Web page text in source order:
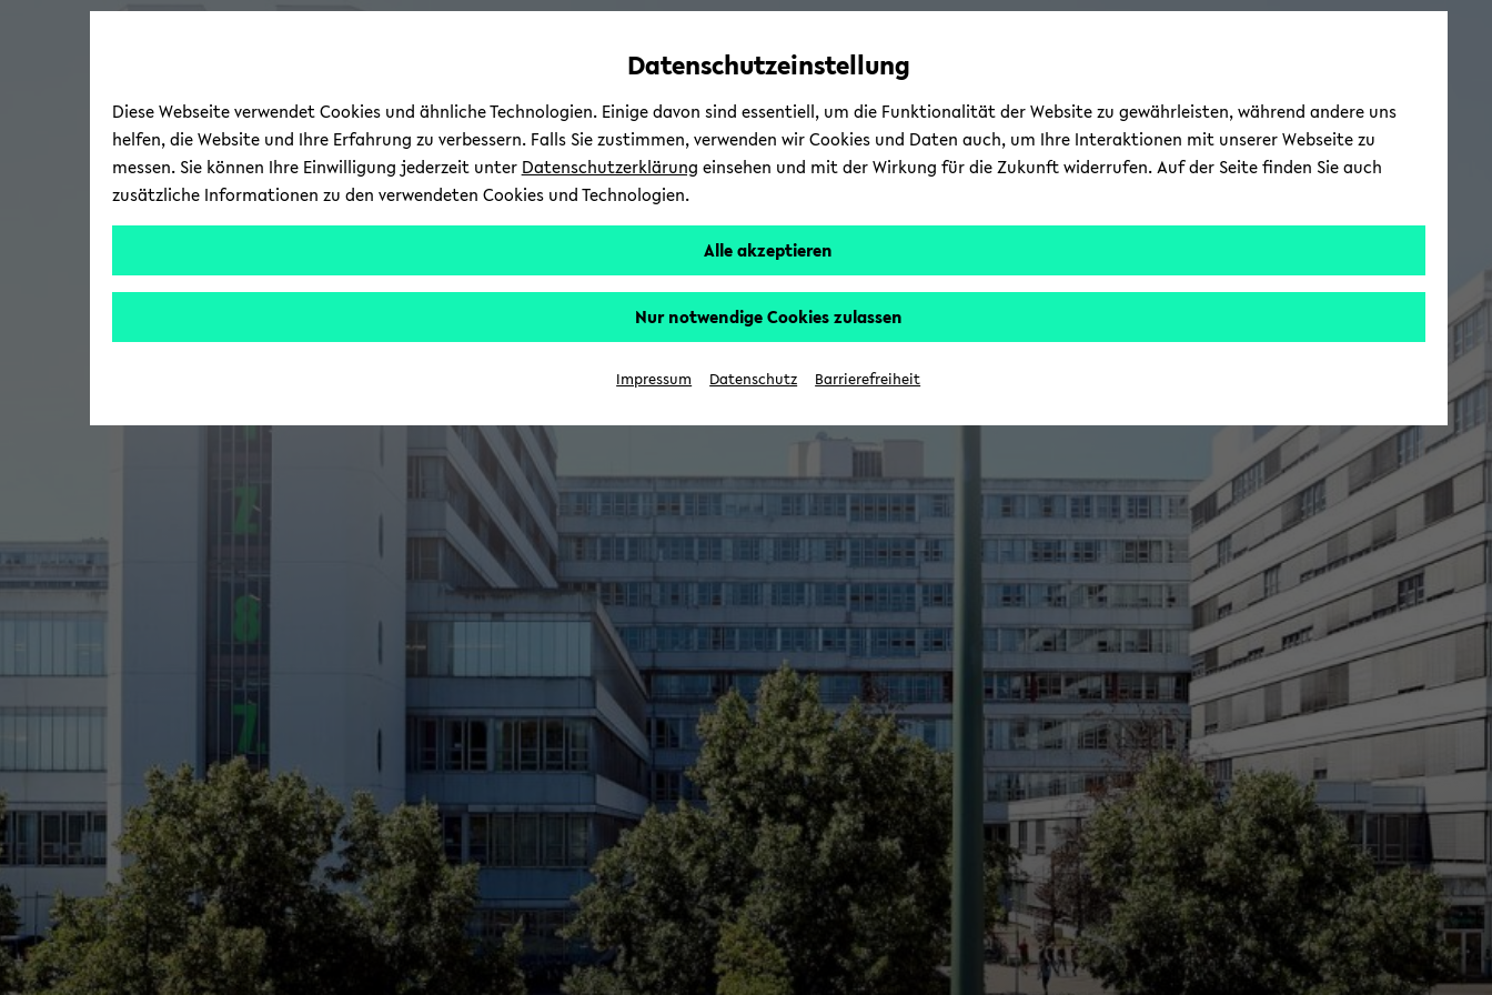
Automatische
vermeiden
zum
wechseln
zum
wechseln
zum
wechseln
Datenschutzeinstellung
Diese Webseite verwendet Cookies und ähnliche Technologien. Einige davon sind essentiell, um die Funktionalität der Website zu gewährleisten, während andere uns
helfen, die Website und Ihre Erfahrung zu verbessern. Falls Sie zustimmen, verwenden wir Cookies und Daten auch, um Ihre Interaktionen mit unserer Webseite zu
messen. Sie können Ihre Einwilligung jederzeit unter Datenschutzerklärung einsehen und mit der Wirkung für die Zukunft widerrufen. Auf der Seite finden Sie auch
zusätzliche Informationen zu den verwendeten Cookies und Technologien.
Alle akzeptieren
Nur notwendige Cookies zulassen
Impressum Datenschutz Barrierefreiheit